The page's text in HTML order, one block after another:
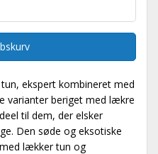
ekspert kombineret med
varianter beriget med lækre
til dem, der elsker
Den søde og eksotiske
lækker tun og